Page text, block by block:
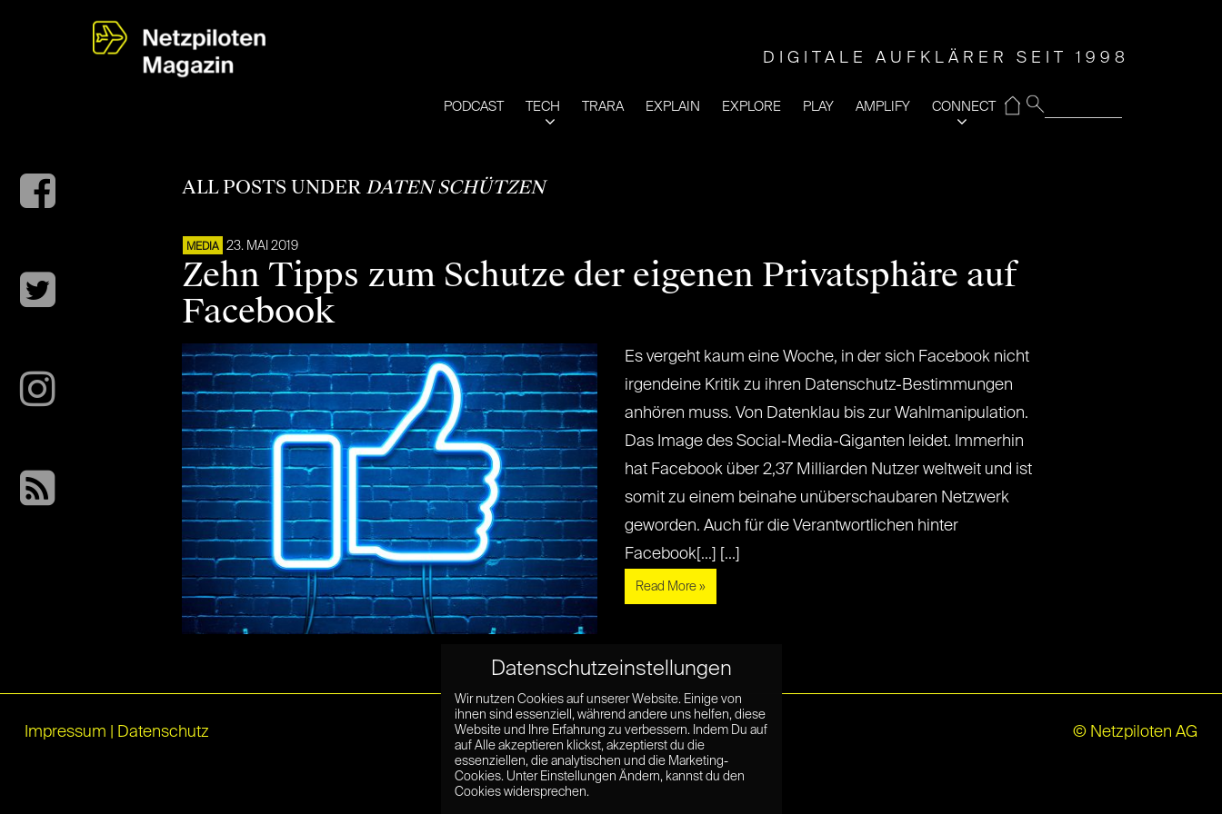
DIGITALE AUFKLÄRER SEIT 1998
PODCAST TECH TRARA EXPLAIN EXPLORE PLAY AMPLIFY CONNECT
⌂
ALL POSTS UNDER DATEN SCHÜTZEN
MEDIA 23. MAI 2019
Zehn Tipps zum Schutze der eigenen Privatsphäre auf
Facebook
Es vergeht kaum eine Woche, in der sich Facebook nicht
irgendeine Kritik zu ihren Datenschutz-Bestimmungen
anhören muss. Von Datenklau bis zur Wahlmanipulation.
Das Image des Social-Media-Giganten leidet. Immerhin
hat Facebook über 2,37 Milliarden Nutzer weltweit und ist
somit zu einem beinahe unüberschaubaren Netzwerk
geworden. Auch für die Verantwortlichen hinter
Facebook[...] [...]
Read More »
Impressum Datenschutz © Netzpiloten AG
Datenschutzeinstellungen
Wir nutzen Cookies auf unserer Website. Einige von
ihnen sind essenziell, während andere uns helfen, diese
Website und Ihre Erfahrung zu verbessern. Indem Du auf
auf Alle akzeptieren klickst, akzeptierst du die
essenziellen, die analytischen und die Marketing-
Cookies. Unter Einstellungen Ändern, kannst du den
Cookies widersprechen.